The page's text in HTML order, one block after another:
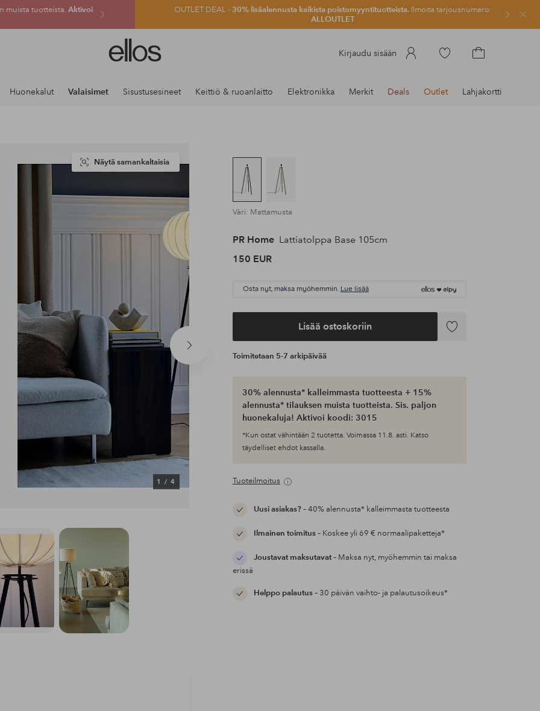
muista tuotteista. Aktivoi
OUTLET DEAL -30% lisäalennusta kaikista poistomyyntituotteista.Ilmoita tarjousnumero:
ALLOUTLET
Sulje
Ellos-
logo
siirry
Kirjaudu sisään
Siirry
Huonekalut Valaisimet Sisustusesineet Keittiö & ruoanlaitto Elektronikka Merkit Deals Outlet Lahjakortti
Seuraava
1/ 4
Näytä samankaltaisia
Väri: Mattamusta
PR Home Lattiatolppa Base 105cm
150 EUR
Osta nyt, maksa myöhemmin. Lue lisää
Lisää ostoskoriin
Lisää
Toimitetaan 5-7 arkipäivää
30% alennusta* kalleimmasta tuotteesta + 15%
alennusta* tilauksen muista tuotteista. Sis. paljon
huonekaluja! Aktivoi koodi: 3015
*Kun ostat vähintään 2 tuotetta. Voimassa 11.8. asti. Katso
täydelliset ehdot kassalla.
Tuoteilmoitus
Uusi asiakas?– 40% alennusta* kalleimmasta tuotteesta
Ilmainen toimitus– Koskee yli 69 € normaalipaketteja*
Joustavat maksutavat– Maksa nyt, myöhemmin tai maksa
erissä
Helppo palautus– 30 päivän vaihto- ja palautusoikeus*